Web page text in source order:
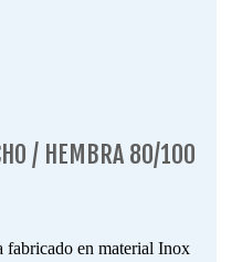
/ HEMBRA 80/100
fabricado en material Inox